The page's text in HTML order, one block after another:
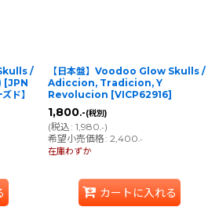
‎/
[JPN
ド】
【日本盤】Voodoo Glow Skulls /
Adiccion, Tradicion, Y
Revolucion [VICP62916]
1,800.-(税別)
(税込: 1,980.-)
希望小売価格: 2,400.-
在庫わずか
カートに入れる